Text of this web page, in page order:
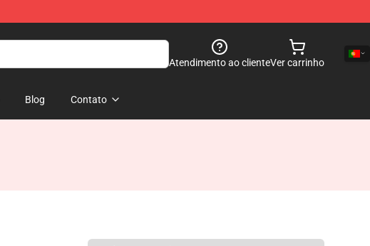
Atendimento ao clienteVer carrinho
Blog Contato